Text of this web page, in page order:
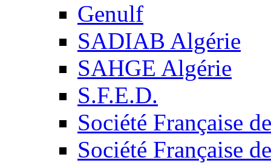
Genulf
SADIAB Algérie
SAHGE Algérie
S.F.E.D.
Société Française
Société Française